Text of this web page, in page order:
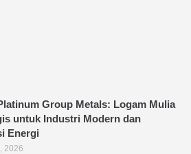
Group Metals: Logam Mulia
untuk Industri Modern dan
Energi
2026